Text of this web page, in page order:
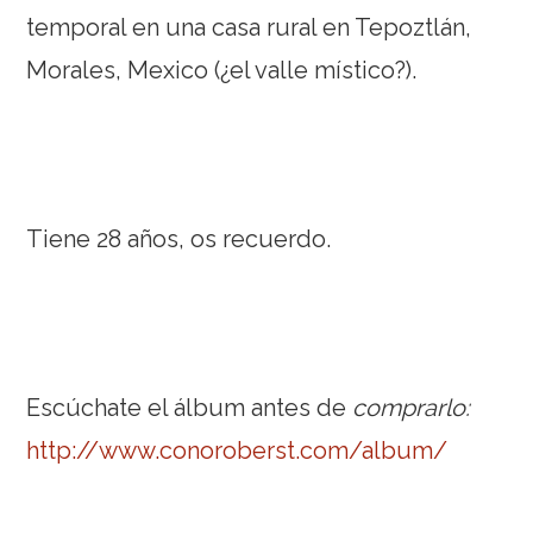
temporal en una casa rural en Tepoztlán,
Morales, Mexico (¿el valle místico?).
Tiene 28 años, os recuerdo.
Escúchate el álbum antes de comprarlo:
http://www.conoroberst.com/album/